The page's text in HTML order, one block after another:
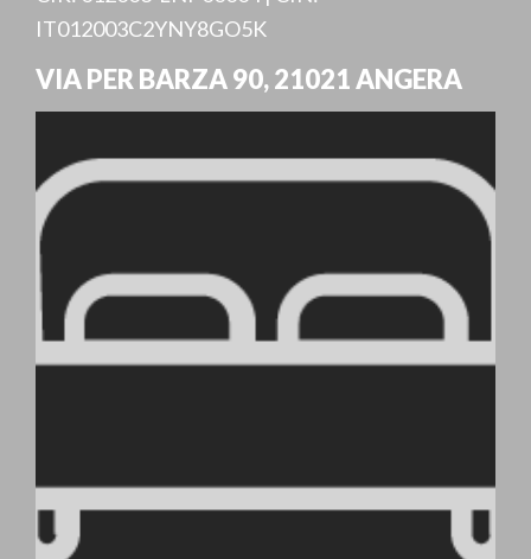
IT012003C2YNY8GO5K
VIA PER BARZA 90,21021ANGERA